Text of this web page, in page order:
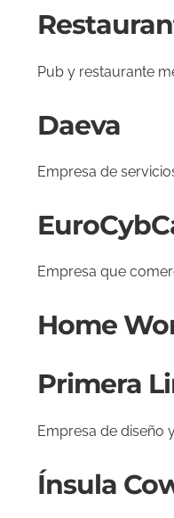
Pub y restaurante
Daeva
Empresa de
Empresa que
Home
Primera
Empresa de diseño
Ínsula